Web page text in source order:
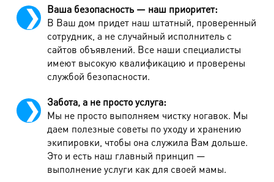
Облегченный пуховик: ширина простежки до 5 см, без
подкладки, отсутствует внутренний чехол для пуха.
Обработка капюшона включена в стоимость.
Изделия из натурального меха
Наименование работ
Стоимость
Шуба от 90 см дорогой мех
4720 руб.
Шуба до 90 см дорогой мех
Шуба от 90 см недорогой мех
2720 руб.
Ваша безопасность — наш приоритет:
В Ваш дом придет наш штатный, проверенный
сотрудник, а не случайный исполнитель с
сайтов объявлений. Все наши специалисты
имеют высокую квалификацию и проверены
службой безопасности.
Забота, а не просто услуга:
Мы не просто выполняем чистку ногавок. Мы
даем полезные советы по уходу и хранению
экипировки, чтобы она служила Вам дольше.
Это и есть наш главный принцип —
выполнение услуги как для своей мамы.